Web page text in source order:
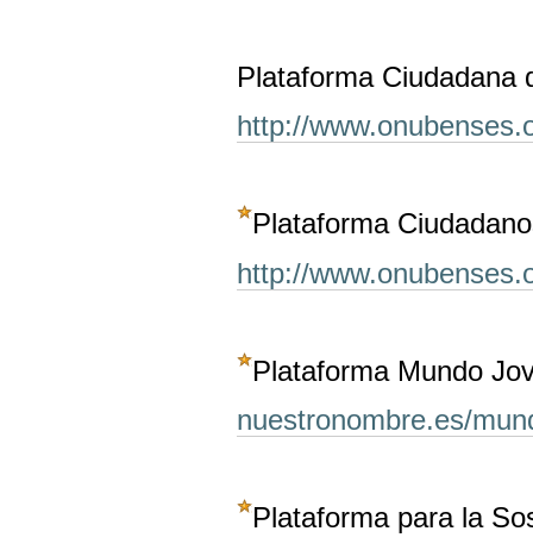
Plataforma Ciudadana
http://
Plataforma
http://
Plataforma Mundo
nuestronombre.es/
Plataforma para la